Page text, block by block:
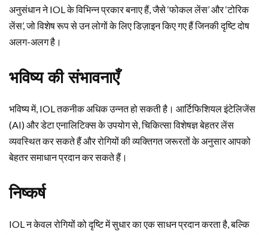
अनुसंधान ने IOL के विभिन्न प्रकार बनाए हैं, जैसे ‘फोकल लेंस’ और ‘टोरिक
लेंस’, जो विशेष रूप से उन लोगों के लिए डिज़ाइन किए गए हैं जिनकी दृष्टि दोष
अलग-अलग है।
भविष्य की संभावनाएँ
भविष्य में, IOL तकनीक अधिक उन्नत हो सकती है। आर्टिफिशियल इंटेलिजेंस
(AI) और डेटा एनालिटिक्स के उपयोग से, चिकित्सा विशेषज्ञ बेहतर लेंस
व्यवस्थित कर सकते हैं और रोगियों की व्यक्तिगत जरूरतों के अनुसार आपको
बेहतर समाधान प्रदान कर सकते हैं।
निष्कर्ष
IOL न केवल रोगियों को दृष्टि में सुधार का एक साधन प्रदान करता है, बल्कि